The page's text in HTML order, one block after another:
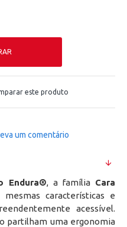
um comentário
este produto
Endura®, a família Cara
características e
acessível.
partilham uma ergonomia